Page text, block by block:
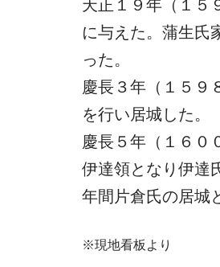
天正１９年（１５
に与えた。蒲生氏
った。
慶長３年（１５９
を行い居城した。
慶長５年（１６０
伊達領となり伊達
年間片倉氏の居城
※現地看板より